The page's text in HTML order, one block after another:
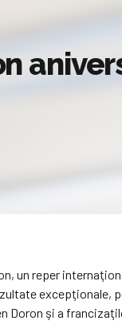
un reper
excepţionale,
Doron şi a